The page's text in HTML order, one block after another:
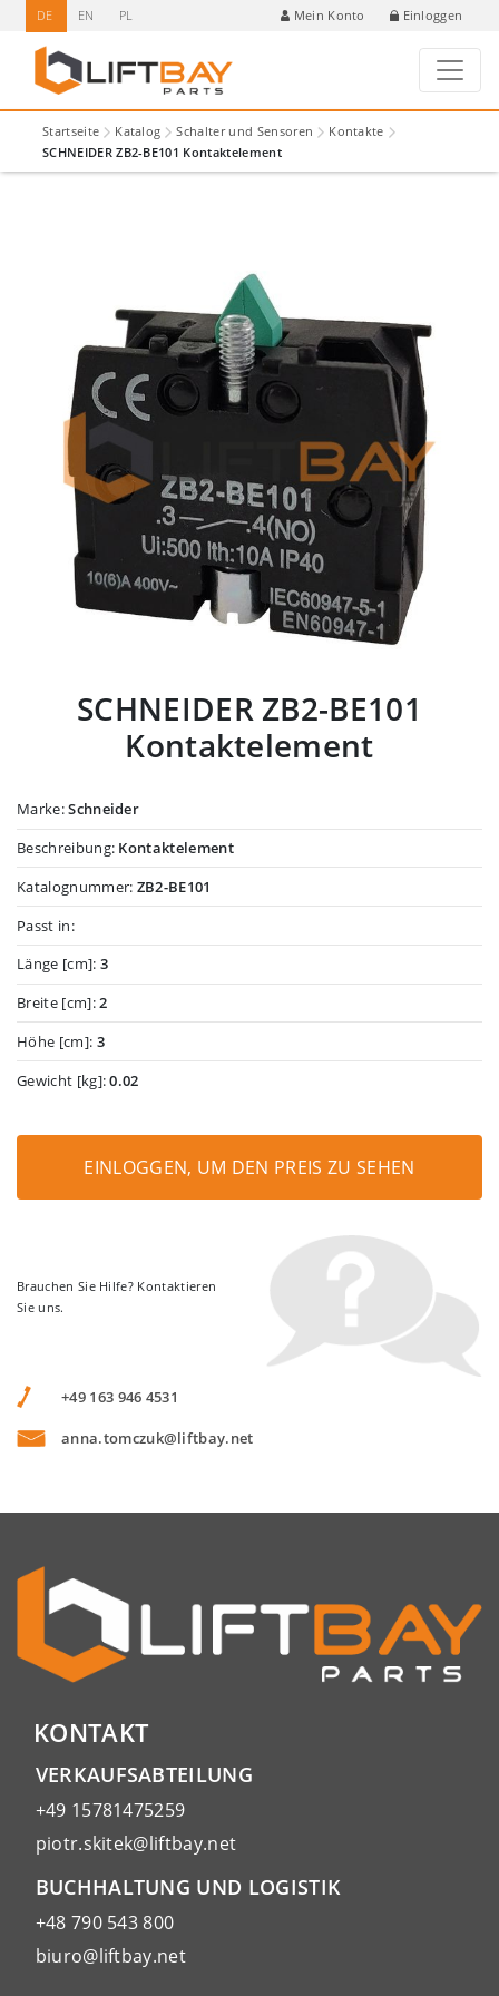
DE EN PL Mein Konto Einloggen
Startseite Katalog Schalter und Sensoren
Kontakte
SCHNEIDER ZB2-BE101 Kontaktelement
SCHNEIDER ZB2-BE101
Kontaktelement
Marke:Schneider
Beschreibung: Kontaktelement
Katalognummer: ZB2-BE101
Passt in:
Länge [cm]: 3
Breite [cm]:2
Höhe [cm]: 3
Gewicht [kg]:0.02
EINLOGGEN, UM DEN PREIS ZU SEHEN
Brauchen Sie Hilfe? Kontaktieren
Sie uns.
+49 163 946 4531
anna.tomczuk@liftbay.net
KONTAKT
VERKAUFSABTEILUNG
+49 15781475259
piotr.skitek@liftbay.net
BUCHHALTUNG UND LOGISTIK
+48 790 543 800
biuro@liftbay.net